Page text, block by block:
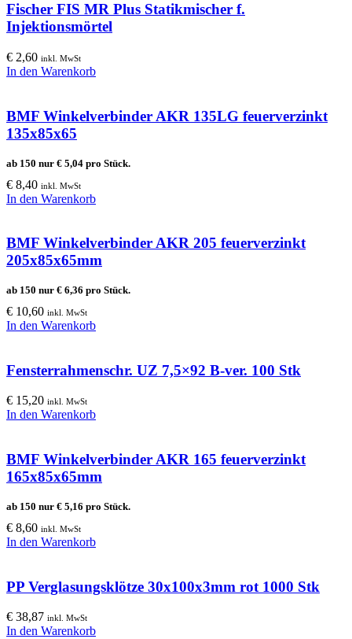
Fischer FIS MR Plus Statikmischer f.
Injektionsmörtel
€ 2,60 inkl. MwSt
In den Warenkorb
BMF Winkelverbinder AKR 135LG feuerverzinkt
135x85x65
ab 150 nur € 5,04 pro Stück.
€ 8,40 inkl. MwSt
In den Warenkorb
BMF Winkelverbinder AKR 205 feuerverzinkt
205x85x65mm
ab 150 nur € 6,36 pro Stück.
€ 10,60 inkl. MwSt
In den Warenkorb
Fensterrahmenschr. UZ 7,5×92 B-ver. 100 Stk
€ 15,20 inkl. MwSt
In den Warenkorb
BMF Winkelverbinder AKR 165 feuerverzinkt
165x85x65mm
ab 150 nur € 5,16 pro Stück.
€ 8,60 inkl. MwSt
In den Warenkorb
PP Verglasungsklötze 30x100x3mm rot 1000 Stk
€ 38,87 inkl. MwSt
In den Warenkorb